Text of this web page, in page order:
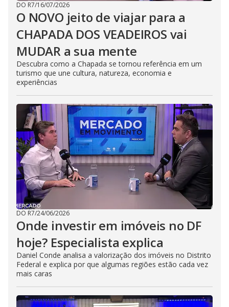
DO R7/16/07/2026
O NOVO jeito de viajar para a
CHAPADA DOS VEADEIROS vai
MUDAR a sua mente
Descubra como a Chapada se tornou referência em um
turismo que une cultura, natureza, economia e
experiências
DO R7/24/06/2026
Onde investir em imóveis no DF
hoje? Especialista explica
Daniel Conde analisa a valorização dos imóveis no Distrito
Federal e explica por que algumas regiões estão cada vez
mais caras